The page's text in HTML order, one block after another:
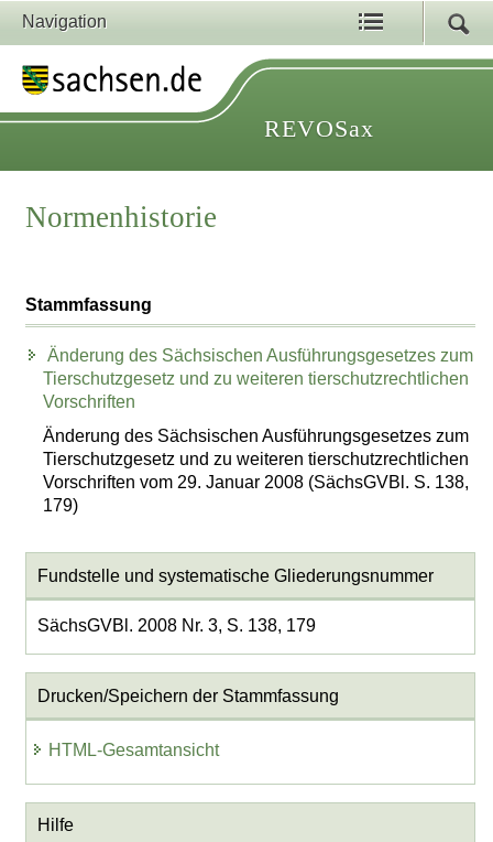
Navigation
REVOSax
Normenhistorie
Stammfassung
Änderung des Sächsischen Ausführungsgesetzes zum
Tierschutzgesetz und zu weiteren tierschutzrechtlichen
Vorschriften
Änderung des Sächsischen Ausführungsgesetzes zum
Tierschutzgesetz und zu weiteren tierschutzrechtlichen
Vorschriften vom 29. Januar 2008 (SächsGVBl. S. 138,
179)
Fundstelle und systematische Gliederungsnummer
SächsGVBl. 2008 Nr. 3, S. 138, 179
Drucken/Speichern der Stammfassung
HTML-Gesamtansicht
Hilfe